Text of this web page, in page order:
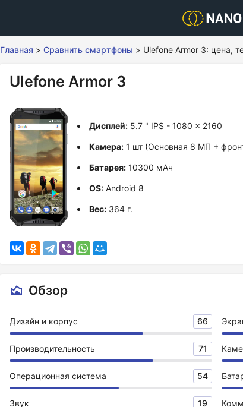
Главная > Сравнить смартфоны > Ulefone Armor 3: цена,
Ulefone Armor 3
Дисплей:5.7 " IPS - 1080 x 2160
Камера:1 шт (Основная 8 МП +
Батарея:10300 мАч
OS:Android 8
Вес:364 г.
Обзор
Дизайн и корпус 66
Производительность 71
Операционная система 54
Звук 19